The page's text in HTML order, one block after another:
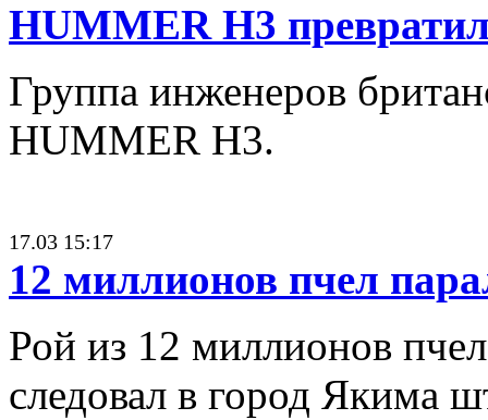
HUMMER H3
Группа инженеров
HUMMER H3.
17.03 15:17
12 миллионов пчел
Рой из 12 миллионов
следовал в город Якима